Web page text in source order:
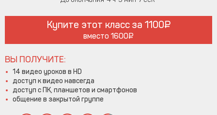
Купите этот класс за 1100
вместо 1600
ВЫ ПОЛУЧИТЕ:
14 видео уроков в HD
доступ к видео навсегда
доступ с ПК, планшетов и смартфонов
общение в закрытой группе